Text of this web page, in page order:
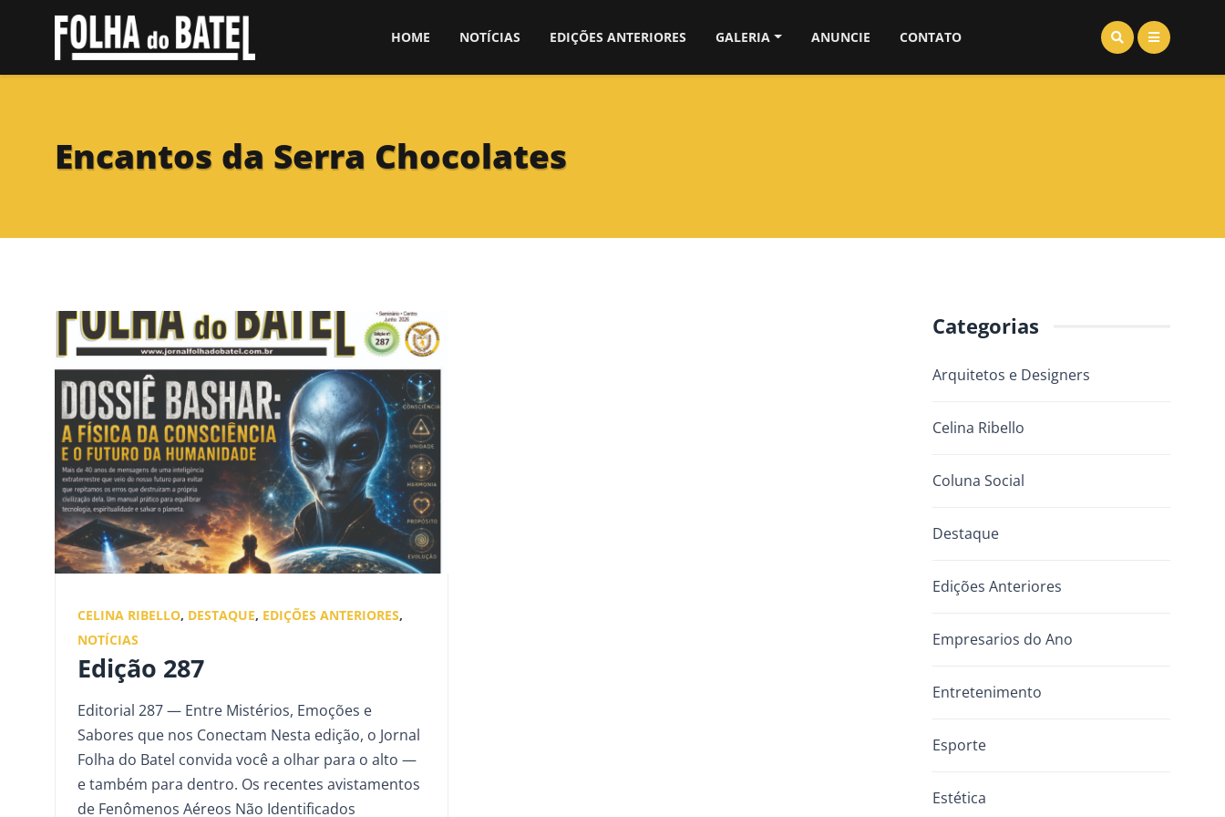
HOME NOTÍCIAS EDIÇÕES ANTERIORES GALERIA ANUNCIE CONTATO
Encantos da Serra Chocolates
CELINA RIBELLO, DESTAQUE, EDIÇÕES ANTERIORES,
NOTÍCIAS
Edição 287
Editorial 287 — Entre Mistérios, Emoções e
Sabores que nos Conectam Nesta edição, o Jornal
Folha do Batel convida você a olhar para o alto —
e também para dentro. Os recentes avistamentos
de Fenômenos Aéreos Não Identificados
Categorias
Arquitetos e Designers
Celina Ribello
Coluna Social
Destaque
Edições Anteriores
Empresarios do Ano
Entretenimento
Esporte
Estética